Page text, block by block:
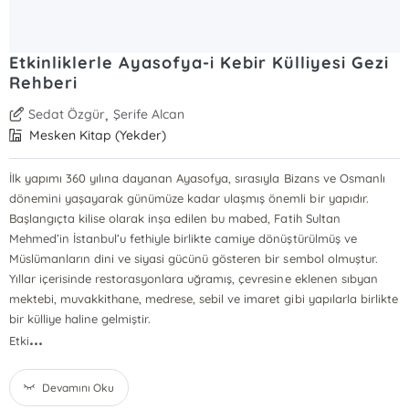
Etkinliklerle Ayasofya-i Kebir Külliyesi Gezi
Rehberi
Sedat Özgür, Şerife Alcan
Mesken Kitap (Yekder)
İlk yapımı 360 yılına dayanan Ayasofya, sırasıyla Bizans ve Osmanlı
dönemini yaşayarak günümüze kadar ulaşmış önemli bir yapıdır.
Başlangıçta kilise olarak inşa edilen bu mabed, Fatih Sultan
Mehmed’in İstanbul’u fethiyle birlikte camiye dönüştürülmüş ve
Müslümanların dini ve siyasi gücünü gösteren bir sembol olmuştur.
Yıllar içerisinde restorasyonlara uğramış, çevresine eklenen sıbyan
mektebi, muvakkithane, medrese, sebil ve imaret gibi yapılarla birlikte
bir külliye haline gelmiştir.
Etki...
Devamını Oku